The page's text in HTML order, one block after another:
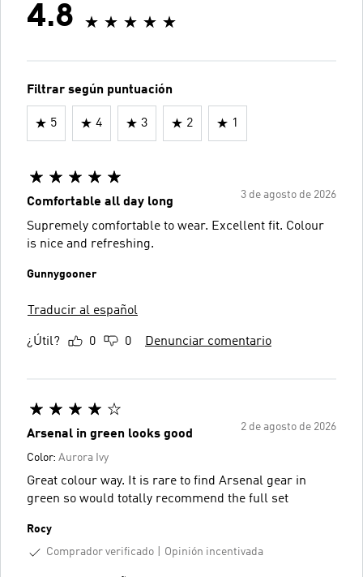
4.8
Filtrar según puntuación
5 4 3 2 1
3 de agosto de 2026
Comfortable all day long
Supremely comfortable to wear. Excellent fit. Colour
is nice and refreshing.
Gunnygooner
Traducir al español
¿Útil? 0 0 Denunciar comentario
2 de agosto de 2026
Arsenal in green looks good
Color: Aurora Ivy
Great colour way. It is rare to find Arsenal gear in
green so would totally recommend the full set
Rocy
Comprador verificado
Opinión incentivada